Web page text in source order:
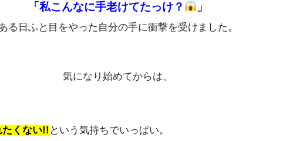
「私こんなに手老けてたっけ？ 」
る日ふと目をやった自分の手に衝撃を受けました。
気になり始めてからは、
たくない!! という気持ちでいっぱい。